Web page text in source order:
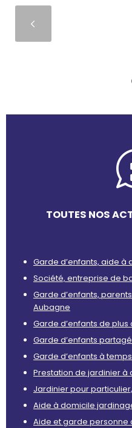
TOUTES NOS
Garde d’enfants, aide à
Société, entreprise de
Garde d’enfants,
Aubagne
Garde d’enfants de
Garde d’enfants
Garde d’enfants à
Prestation de jardinier à
Jardinier pour
Aide à domicile
Aide et garde personne